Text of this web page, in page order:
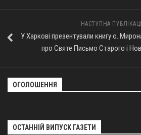
НАСТУПНА
У Харкові презентували книгу о.
про Святе Письмо Старого і
ОГОЛОШЕННЯ
ОСТАННІЙ ВИПУСК ГАЗЕТИ